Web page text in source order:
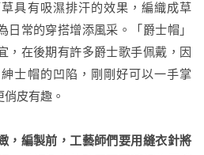
具有吸濕排汗的效果，編織成草
日常的穿搭增添風采。「爵士帽」
，在後期有許多爵士歌手佩戴，因
士帽的凹陷，剛剛好可以一手掌
皮有趣。
，編製前，工藝師們要用縫衣針將